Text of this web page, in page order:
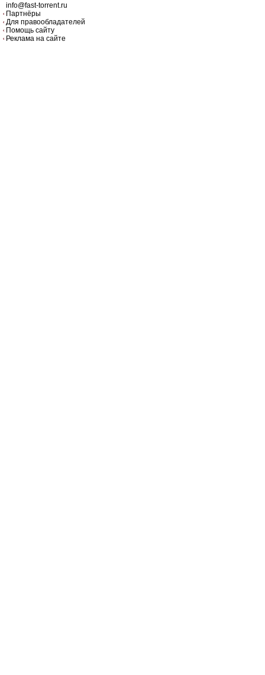
info@fast-torrent.ru
Партнёры
Для правообладателей
Помощь сайту
Реклама на сайте